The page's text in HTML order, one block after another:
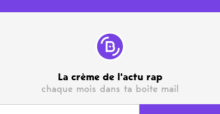
La crème de l'actu rap
chaque mois dans ta boite mail